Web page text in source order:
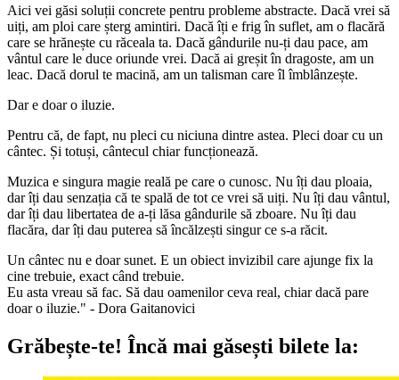
Aici vei găsi soluții concrete pentru probleme abstracte. Dacă vrei să
uiți, am ploi care șterg amintiri. Dacă îți e frig în suflet, am o flacără
care se hrănește cu răceala ta. Dacă gândurile nu-ți dau pace, am
vântul care le duce oriunde vrei. Dacă ai greșit în dragoste, am un
leac. Dacă dorul te macină, am un talisman care îl îmblânzește.
Dar e doar o iluzie.
Pentru că, de fapt, nu pleci cu niciuna dintre astea. Pleci doar cu un
cântec. Și totuși, cântecul chiar funcționează.
Muzica e singura magie reală pe care o cunosc. Nu îți dau ploaia,
dar îți dau senzația că te spală de tot ce vrei să uiți. Nu îți dau vântul,
dar îți dau libertatea de a-ți lăsa gândurile să zboare. Nu îți dau
flacăra, dar îți dau puterea să încălzești singur ce s-a răcit.
Un cântec nu e doar sunet. E un obiect invizibil care ajunge fix la
cine trebuie, exact când trebuie.
Eu asta vreau să fac. Să dau oamenilor ceva real, chiar dacă pare
doar o iluzie." - Dora Gaitanovici
Grăbește-te! Încă mai găsești bilete la: